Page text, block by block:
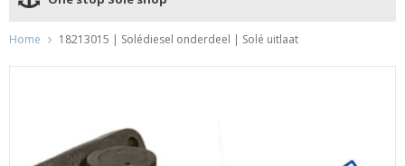
Home 18213015 | Solédiesel onderdeel | Solé uitlaat